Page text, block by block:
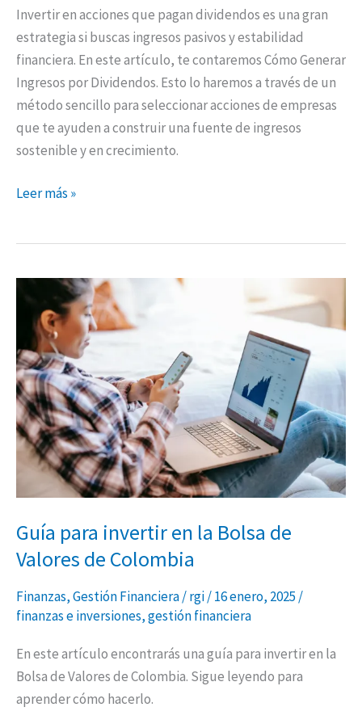
Invertir en acciones que pagan dividendos es una gran
estrategia si buscas ingresos pasivos y estabilidad
financiera. En este artículo, te contaremos Cómo Generar
Ingresos por Dividendos. Esto lo haremos a través de un
método sencillo para seleccionar acciones de empresas
que te ayuden a construir una fuente de ingresos
sostenible y en crecimiento.
Leer más »
Guía para invertir en la Bolsa de
Valores de Colombia
Finanzas,Gestión Financiera/rgi/16 enero, 2025 /
finanzas e inversiones,gestión financiera
En este artículo encontrarás una guía para invertir en la
Bolsa de Valores de Colombia. Sigue leyendo para
aprender cómo hacerlo.
para
invertir
en
la
Bolsa
de
Valores
de
Colombia